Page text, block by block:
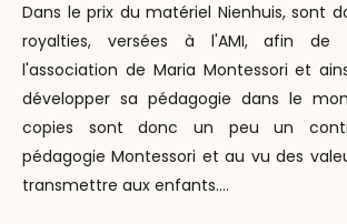
Dans le prix du matériel Nienhuis, sont
royalties, versées à l'AMI, afin de
l'association de Maria Montessori et
développer sa pédagogie dans le
copies sont donc un peu un
pédagogie Montessori et au vu des
transmettre aux enfants....